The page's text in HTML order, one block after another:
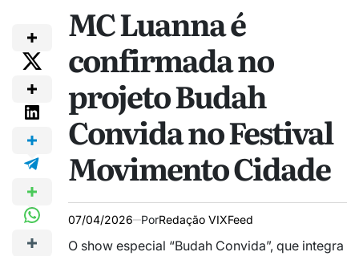
MC Luanna é
confirmada no
projeto Budah
Convida no Festival
Movimento Cidade
07/04/2026 PorRedação VIXFeed
O show especial “Budah Convida”, que integra